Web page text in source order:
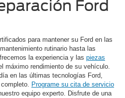
Ford
para mantener su Ford en las
rutinario hasta las
la experiencia y las piezas
máximo rendimiento de su vehículo.
en las últimas tecnologías Ford,
Programe su cita de servicio
equipo experto. Disfrute de una